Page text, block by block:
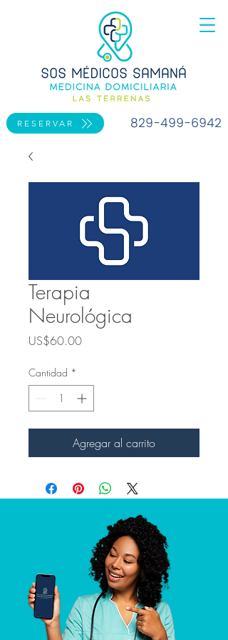
829-499-6942
RESERVAR
Terapia
Neurológica
US$60.00Precio
Cantidad *
Agregar al carrito